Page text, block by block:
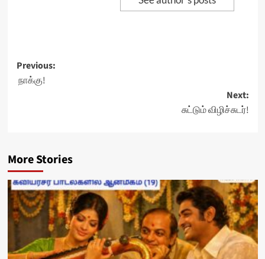
Post
navigation
Previous:
நாக்கு!
Next:
சுட்டும் விழிச்சுடர்!
More Stories